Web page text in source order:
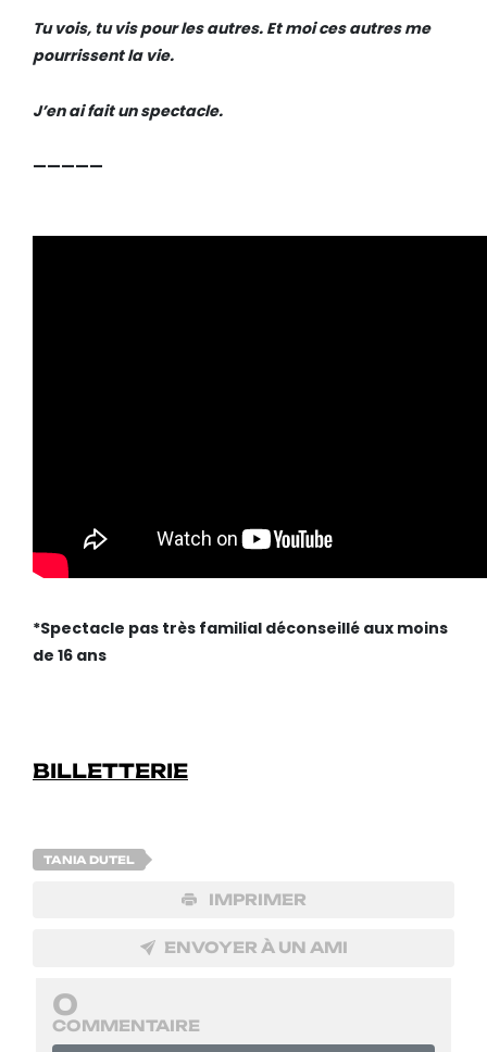
Tu vois, tu vis pour les autres. Et moi ces autres me
pourrissent la vie.
J’en ai fait un spectacle.
—————
*Spectacle pas très familial déconseillé aux moins
de 16 ans
BILLETTERIE
TANIA DUTEL
IMPRIMER
ENVOYER À UN AMI
0
COMMENTAIRE